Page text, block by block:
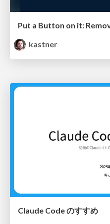
kastner
Claude Code のすすめ